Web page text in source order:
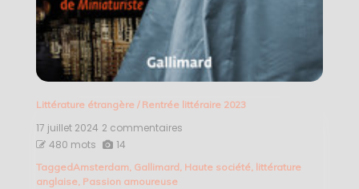
Littérature étrangère/ Rentrée littéraire 2023
17 juillet 2024 2 commentaires
dorée
480 mots 14
TaggedAmsterdam, Gallimard, Haute société, littérature
anglaise, Passion amoureuse